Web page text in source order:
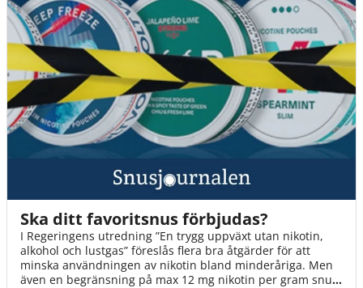
Ska ditt favoritsnus förbjudas?
I Regeringens utredning ”En trygg uppväxt utan nikotin,
alkohol och lustgas” föreslås flera bra åtgärder för att
minska användningen av nikotin bland minderåriga. Men
även en begränsning på max 12 mg nikotin per gram snus